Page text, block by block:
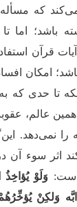
كه
باشد؛ اما
قرآن
امكان
تا حدی كه
عالم،
را نمی‌دهد.
اثر سوء آن
است: وَلَوْ
وَلكِنْ